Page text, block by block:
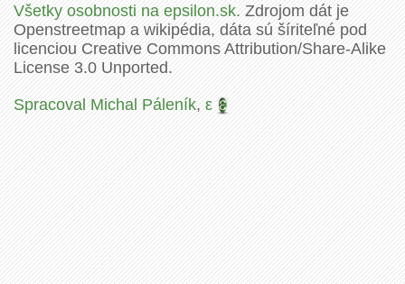
Všetky osobnosti na epsilon.sk.Zdrojom dát je
Openstreetmap a wikipédia, dáta sú šíriteľné pod
licenciou Creative Commons Attribution/Share-Alike
License 3.0 Unported.
Spracoval Michal Páleník,ε